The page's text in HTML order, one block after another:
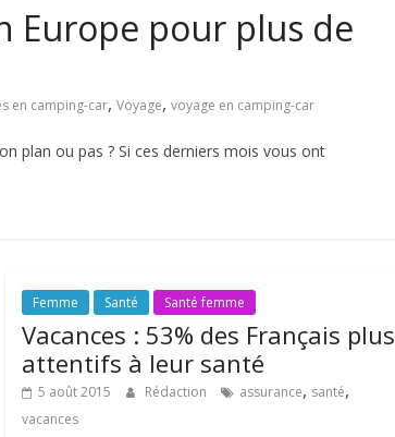
Europe pour plus de
en camping-car, Voyage, voyage en camping-car
plan ou pas ? Si ces derniers mois vous ont
Femme Santé Santé femme
Vacances : 53% des Français plus
attentifs à leur santé
5 août 2015 Rédaction assurance, santé,
vacances